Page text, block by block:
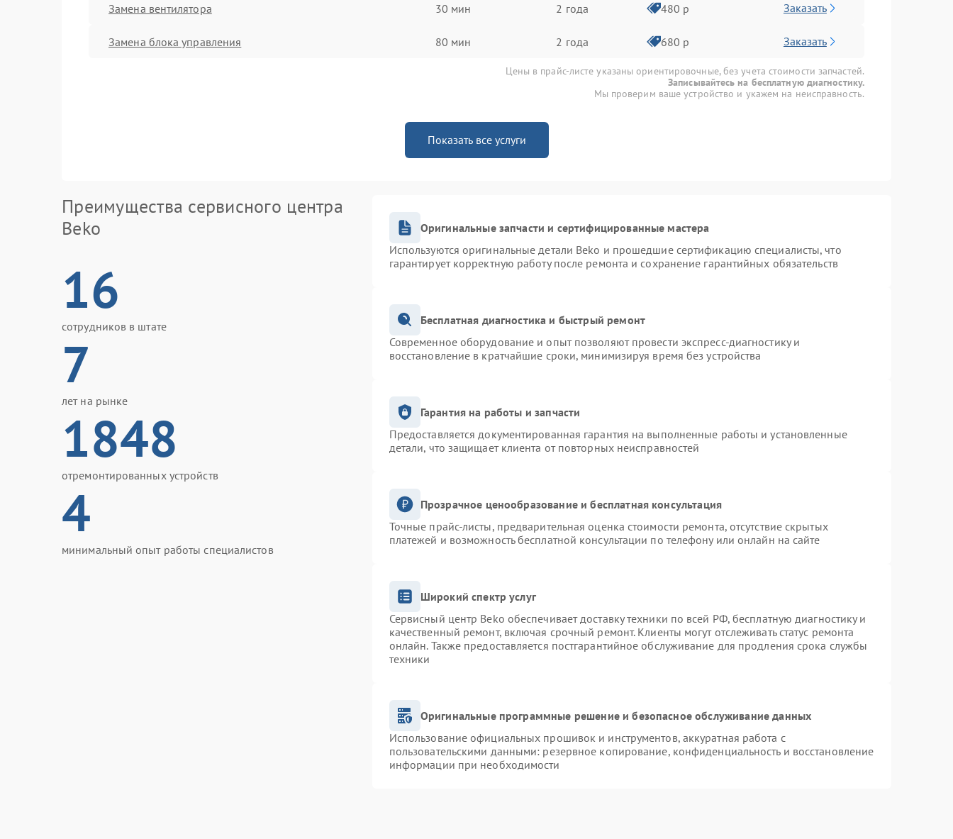
Замена вентилятора 30 мин 2 года 480 р Заказать
Замена блока управления 80 мин 2 года 680 р Заказать
Цены в прайс-листе указаны ориентировочные, без учета стоимости запчастей.
Записывайтесь на бесплатную диагностику.
Мы проверим ваше устройство и укажем на неисправность.
Показать все услуги
Преимущества сервисного центра
Beko
16
сотрудников в штате
7
лет на рынке
1848
отремонтированных устройств
4
минимальный опыт работы специалистов
Оригинальные запчасти и сертифицированные мастера
Используются оригинальные детали Beko и прошедшие сертификацию специалисты, что
гарантирует корректную работу после ремонта и сохранение гарантийных обязательств
Бесплатная диагностика и быстрый ремонт
Современное оборудование и опыт позволяют провести экспресс-диагностику и
восстановление в кратчайшие сроки, минимизируя время без устройства
Гарантия на работы и запчасти
Предоставляется документированная гарантия на выполненные работы и установленные
детали, что защищает клиента от повторных неисправностей
Прозрачное ценообразование и бесплатная консультация
Точные прайс-листы, предварительная оценка стоимости ремонта, отсутствие скрытых
платежей и возможность бесплатной консультации по телефону или онлайн на сайте
Широкий спектр услуг
Сервисный центр Beko обеспечивает доставку техники по всей РФ, бесплатную диагностику и
качественный ремонт, включая срочный ремонт. Клиенты могут отслеживать статус ремонта
онлайн. Также предоставляется постгарантийное обслуживание для продления срока службы
техники
Оригинальные программные решение и безопасное обслуживание данных
Использование официальных прошивок и инструментов, аккуратная работа с
пользовательскими данными: резервное копирование, конфиденциальность и восстановление
информации при необходимости